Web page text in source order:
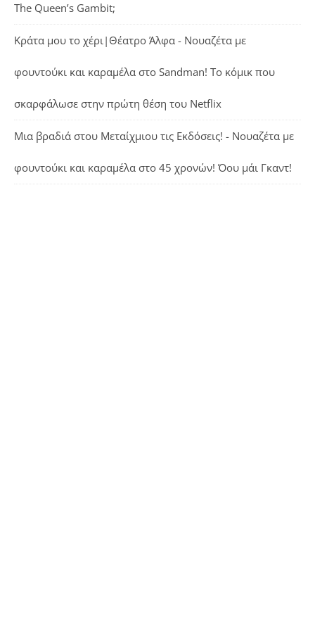
The Queen’s Gambit;
Κράτα μου το χέρι|Θέατρο Άλφα - Νουαζέτα με
φουντούκι και καραμέλα στο Sandman! Το κόμικ που
σκαρφάλωσε στην πρώτη θέση του Netflix
Μια βραδιά στου Μεταίχμιου τις Εκδόσεις! - Νουαζέτα με
φουντούκι και καραμέλα στο 45 χρονών! Όου μάι Γκαντ!